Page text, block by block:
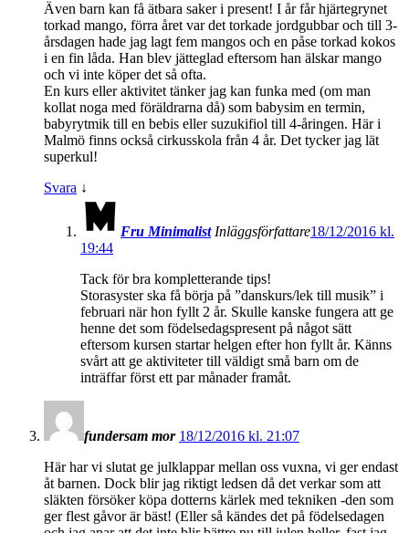
Även barn kan få ätbara saker i present! I år får hjärtegrynet
torkad mango, förra året var det torkade jordgubbar och till 3-
årsdagen hade jag lagt fem mangos och en påse torkad kokos
i en fin låda. Han blev jätteglad eftersom han älskar mango
och vi inte köper det så ofta.
En kurs eller aktivitet tänker jag kan funka med (om man
kollat noga med föräldrarna då) som babysim en termin,
babyrytmik till en bebis eller suzukifiol till 4-åringen. Här i
Malmö finns också cirkusskola från 4 år. Det tycker jag lät
superkul!
Svara ↓
Fru Minimalist Inläggsförfattare18/12/2016 kl.
19:44
Tack för bra kompletterande tips!
Storasyster ska få börja på ”danskurs/lek till musik” i
februari när hon fyllt 2 år. Skulle kanske fungera att ge
henne det som födelsedagspresent på något sätt
eftersom kursen startar helgen efter hon fyllt år. Känns
svårt att ge aktiviteter till väldigt små barn om de
inträffar först ett par månader framåt.
fundersam mor 18/12/2016 kl. 21:07
Här har vi slutat ge julklappar mellan oss vuxna, vi ger endast
åt barnen. Dock blir jag riktigt ledsen då det verkar som att
släkten försöker köpa dotterns kärlek med tekniken -den som
ger flest gåvor är bäst! (Eller så kändes det på födelsedagen